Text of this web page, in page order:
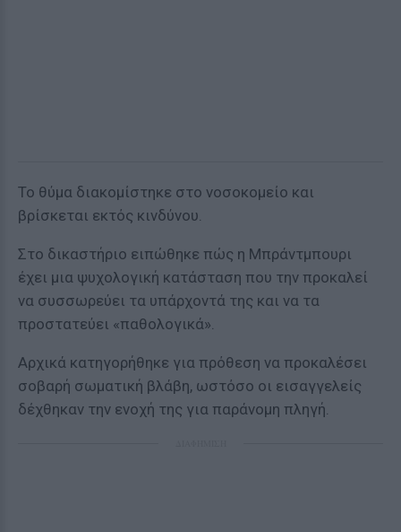
Το θύμα διακομίστηκε στο νοσοκομείο και
βρίσκεται εκτός κινδύνου.
Στο δικαστήριο ειπώθηκε πώς η Μπράντμπουρι
έχει μια ψυχολογική κατάσταση που την προκαλεί
να συσσωρεύει τα υπάρχοντά της και να τα
προστατεύει «παθολογικά».
Αρχικά κατηγορήθηκε για πρόθεση να προκαλέσει
σοβαρή σωματική βλάβη, ωστόσο οι εισαγγελείς
δέχθηκαν την ενοχή της για παράνομη πληγή.